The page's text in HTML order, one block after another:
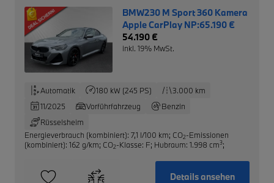
BMW230 M Sport 360 Kamera
Apple CarPlay NP:65.190 €
54.190 €
inkl. 19% MwSt.
Automatik 180 kW (245 PS)
3.000 km
11/2025
Vorführfahrzeug
Benzin
Rüsselsheim
Energieverbrauch (kombiniert): 7,1 l/100 km; CO2-Emissionen
(kombiniert): 162 g/km; CO2-Klasse: F; Hubraum: 1.998 cm3;
Details ansehen